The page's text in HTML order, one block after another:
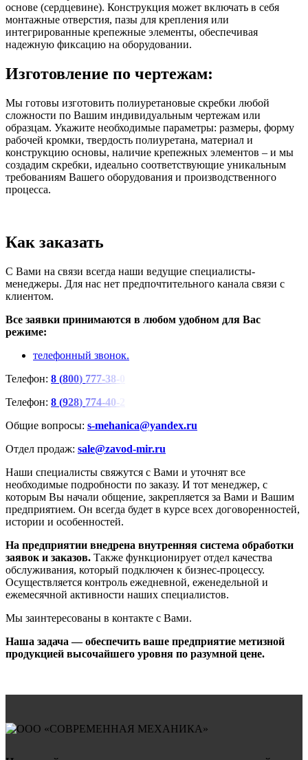
основе (сердцевине). Конструкция может включать в себя
монтажные отверстия, пазы для крепления или
интегрированные крепежные элементы, обеспечивая
надежную фиксацию на оборудовании.
Изготовление по чертежам:
Мы готовы изготовить полиуретановые скребки любой
сложности по Вашим индивидуальным чертежам или
образцам. Укажите необходимые параметры: размеры, форму
рабочей кромки, твердость полиуретана, материал и
конструкцию основы, наличие крепежных элементов – и мы
создадим скребки, идеально соответствующие уникальным
требованиям Вашего оборудования и производственного
процесса.
Как заказать
С Вами на связи всегда наши ведущие специалисты-
менеджеры. Для нас нет предпочтительного канала связи с
клиентом.
Все заявки принимаются в любом удобном для Вас
режиме:
телефонный звонок.
Телефон: 8 (800) 777-38-
Телефон: 8 (928) 774-40-
Общие вопросы: s-mehanica@yandex.ru
Отдел продаж: sale@zavod-mir.ru
Наши специалисты свяжутся с Вами и уточнят все
необходимые подробности по заказу. И тот менеджер, с
которым Вы начали общение, закрепляется за Вами и Вашим
предприятием. Он всегда будет в курсе всех договоренностей,
истории и особенностей.
На предприятии внедрена внутренняя система обработки
заявок и заказов. Также функционирует отдел качества
обслуживания, который подключен к бизнес-процессу.
Осуществляется контроль ежедневной, еженедельной и
ежемесячной активности наших специалистов.
Мы заинтересованы в контакте с Вами.
Наша задача — обеспечить ваше предприятие метизной
продукцией высочайшего уровня по разумной цене.